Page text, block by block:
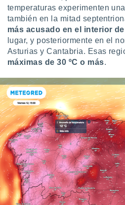
el sitio
se
para
ni para
o
no
Puedes
acceder a
web a
abono
temperaturas experimenten
también en la mitad
más acusado en el interior
lugar, y posteriormente en el
Asturias y Cantabria. Esas
máximas de 30 ºC o más.